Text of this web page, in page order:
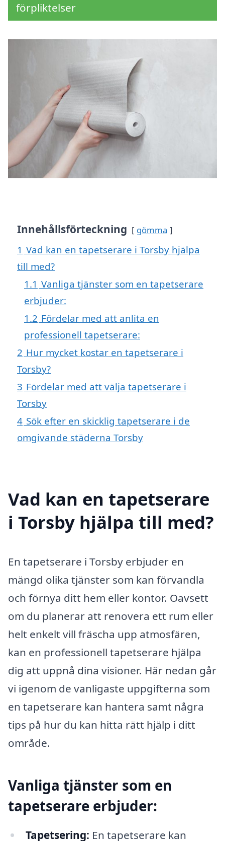
förpliktelser
Innehållsförteckning gömma
1 Vad kan en tapetserare i Torsby hjälpa
till med?
1.1 Vanliga tjänster som en tapetserare
erbjuder:
1.2 Fördelar med att anlita en
professionell tapetserare:
2 Hur mycket kostar en tapetserare i
Torsby?
3 Fördelar med att välja tapetserare i
Torsby
4 Sök efter en skicklig tapetserare i de
omgivande städerna Torsby
Vad kan en tapetserare
i Torsby hjälpa till med?
En tapetserare i Torsby erbjuder en
mängd olika tjänster som kan förvandla
och förnya ditt hem eller kontor. Oavsett
om du planerar att renovera ett rum eller
helt enkelt vill fräscha upp atmosfären,
kan en professionell tapetserare hjälpa
dig att uppnå dina visioner. Här nedan går
vi igenom de vanligaste uppgifterna som
en tapetserare kan hantera samt några
tips på hur du kan hitta rätt hjälp i ditt
område.
Vanliga tjänster som en
tapetserare erbjuder:
Tapetsering: En tapetserare kan